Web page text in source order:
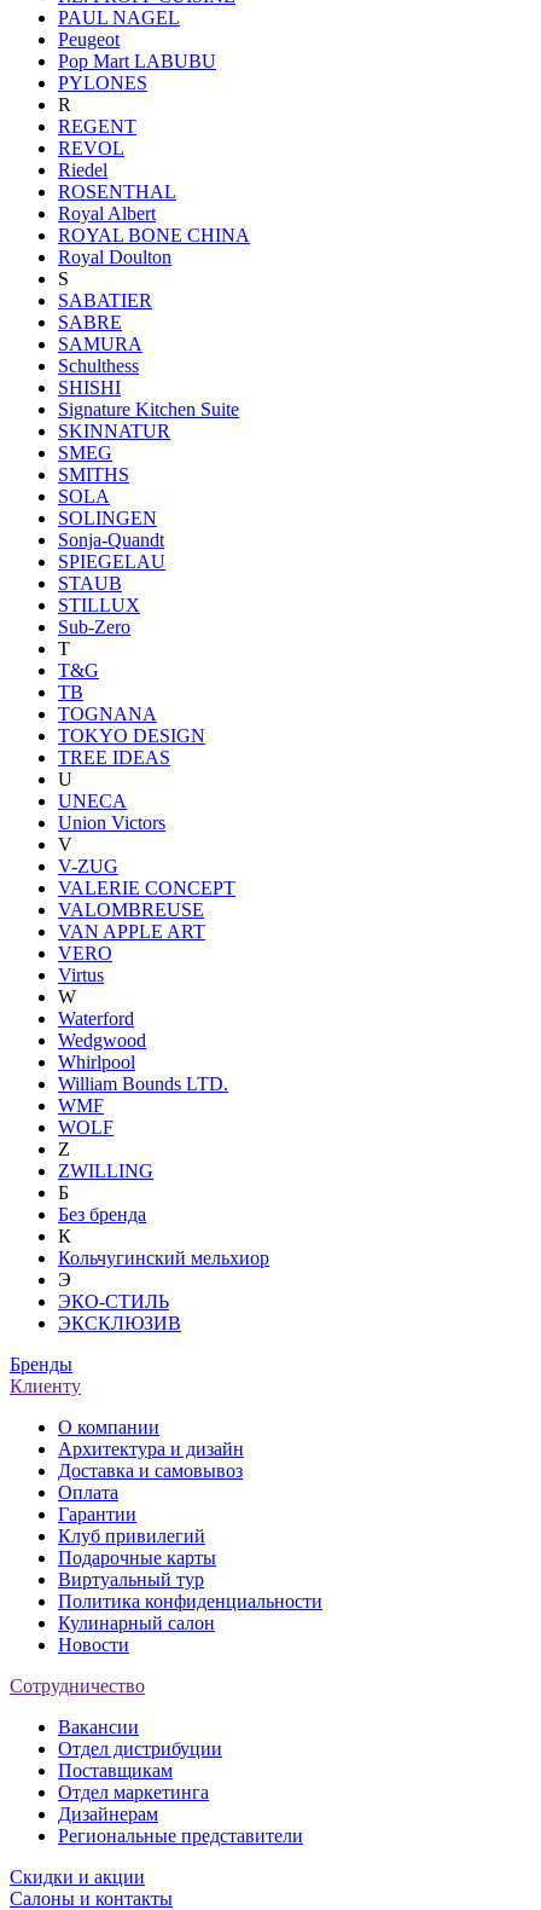
PAUL NAGEL
Peugeot
Pop Mart LABUBU
PYLONES
R
REGENT
REVOL
Riedel
ROSENTHAL
Royal Albert
ROYAL BONE CHINA
Royal Doulton
S
SABATIER
SABRE
SAMURA
Schulthess
SHISHI
Signature Kitchen Suite
SKINNATUR
SMEG
SMITHS
SOLA
SOLINGEN
Sonja-Quandt
SPIEGELAU
STAUB
STILLUX
Sub-Zero
T
T&G
TB
TOGNANA
TOKYO DESIGN
TREE IDEAS
U
UNECA
Union Victors
V
V-ZUG
VALERIE CONCEPT
VALOMBREUSE
VAN APPLE ART
VERO
Virtus
W
Waterford
Wedgwood
Whirlpool
William Bounds LTD.
WMF
WOLF
Z
ZWILLING
Б
Без бренда
К
Кольчугинский мельхиор
Э
ЭКО-СТИЛЬ
ЭКСКЛЮЗИВ
Бренды
Клиенту
О компании
Архитектура и дизайн
Доставка и самовывоз
Оплата
Гарантии
Клуб привилегий
Подарочные карты
Виртуальный тур
Политика конфиденциальности
Кулинарный салон
Новости
Сотрудничество
Вакансии
Отдел дистрибуции
Поставщикам
Отдел маркетинга
Дизайнерам
Региональные представители
Скидки и акции
Салоны и контакты